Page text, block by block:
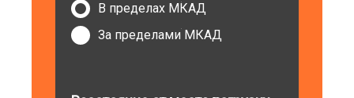
В пределах МКАД
За пределами МКАД